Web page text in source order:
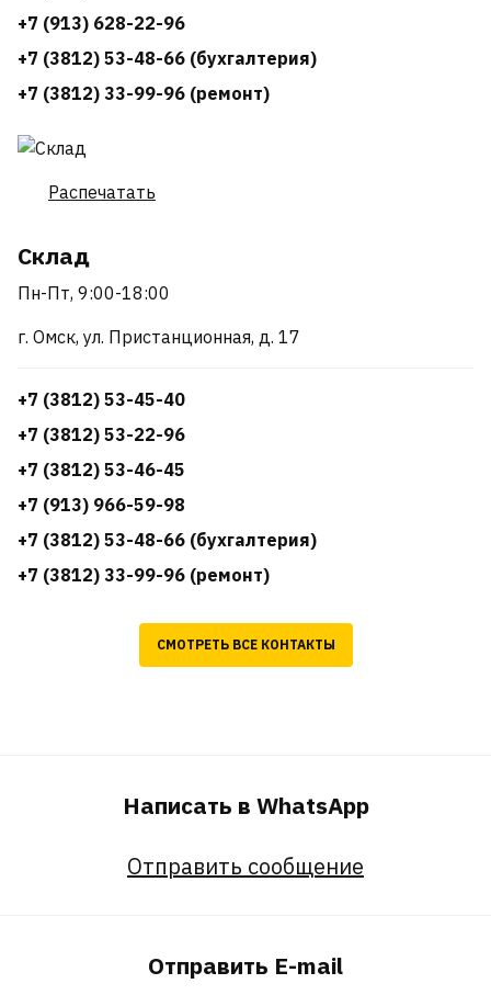
+7 (913) 628-22-96
+7 (3812) 53-48-66 (бухгалтерия)
+7 (3812) 33-99-96 (ремонт)
Распечатать
Склад
Пн-Пт, 9:00-18:00
г. Омск, ул. Пристанционная, д. 17
+7 (3812) 53-45-40
+7 (3812) 53-22-96
+7 (3812) 53-46-45
+7 (913) 966-59-98
+7 (3812) 53-48-66 (бухгалтерия)
+7 (3812) 33-99-96 (ремонт)
СМОТРЕТЬ ВСЕ КОНТАКТЫ
Написать в WhatsApp
Отправить сообщение
Отправить E-mail